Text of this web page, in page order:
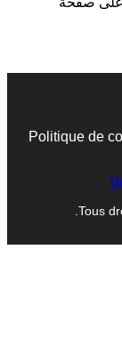
Politique de
Tous